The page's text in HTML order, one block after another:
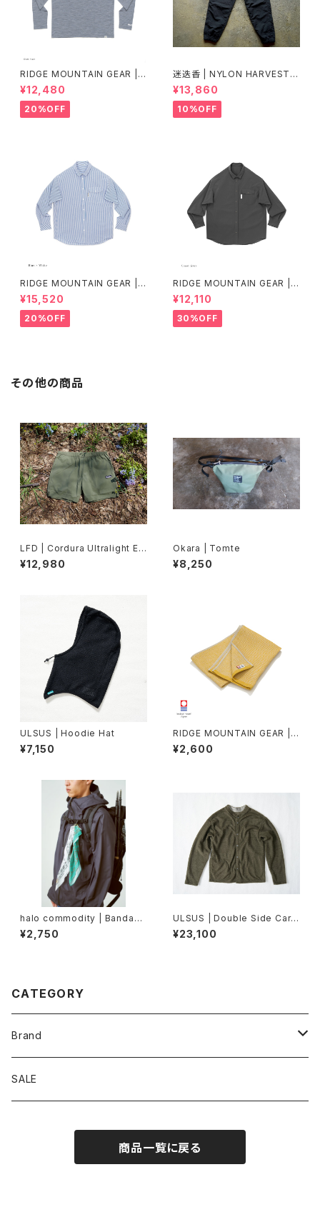
RIDGE MOUNTAIN GEAR |
Merino Basic Long Sleeve
Tee "Micro Border"
¥12,480
20%OFF
迷迭香 | NYLON HARVEST T
RAINER Ver.2025 Lot.3
¥13,860
10%OFF
RIDGE MOUNTAIN GEAR | B
asic Long Sleeve Shirt "Str
ipe"
¥15,520
20%OFF
RIDGE MOUNTAIN GEAR | B
asic Long Sleeve Shirt
¥12,110
30%OFF
その他の商品
LFD | Cordura Ultralight Ea
sy Shorts
¥12,980
Okara | Tomte
¥8,250
ULSUS | Hoodie Hat
¥7,150
RIDGE MOUNTAIN GEAR |
Waffle Neck Wrap Towel
¥2,600
halo commodity | Bandann
a
¥2,750
ULSUS | Double Side Cardi
gan
¥23,100
CATEGORY
Brand
アソビビト
SALE
商品一覧に戻る